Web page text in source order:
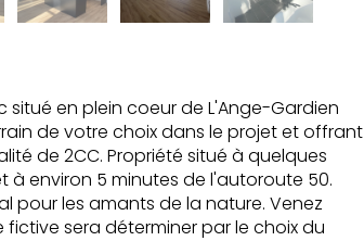
situé en plein coeur de L'Ange-Gardien
de votre choix dans le projet et offrant
de 2CC. Propriété situé à quelques
à environ 5 minutes de l'autoroute 50.
pour les amants de la nature. Venez
sera déterminer par le choix du